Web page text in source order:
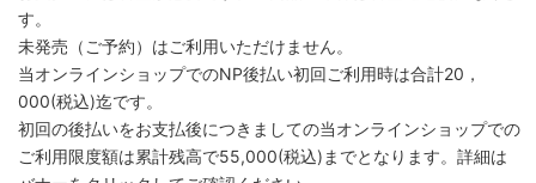
す。
未発売（ご予約）はご利用いただけません。
当オンラインショップでのNP後払い初回ご利用時は合計20，
000(税込)迄です。
初回の後払いをお支払後につきましての当オンラインショップでの
ご利用限度額は累計残高で55,000(税込)までとなります。詳細は